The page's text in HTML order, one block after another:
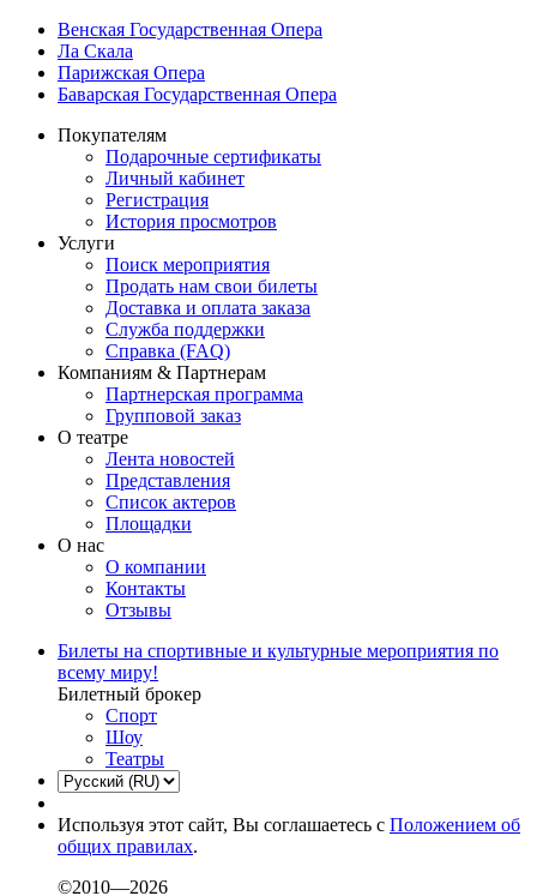
Венская Государственная Опера
Ла Скала
Парижская Опера
Баварская Государственная Опера
Покупателям
Подарочные сертификаты
Личный кабинет
Регистрация
История просмотров
Услуги
Поиск мероприятия
Продать нам свои билеты
Доставка и оплата заказа
Служба поддержки
Справка (FAQ)
Компаниям & Партнерам
Партнерская программа
Групповой заказ
О театре
Лента новостей
Представления
Список актеров
Площадки
О нас
О компании
Контакты
Отзывы
Билеты на спортивные и культурные мероприятия по
всему миру!
Билетный брокер
Спорт
Шоу
Театры
Используя этот сайт, Вы соглашаетесь с Положением об
общих правилах.
©2010—2026